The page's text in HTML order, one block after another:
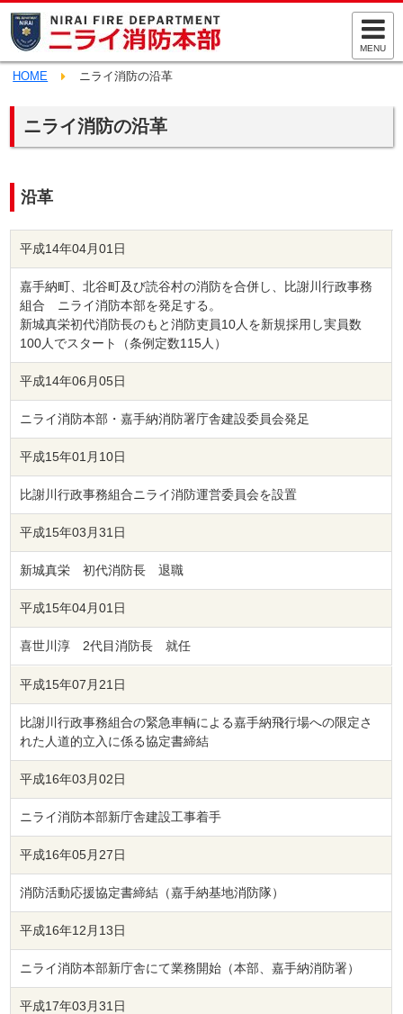
MENU
HOME ニライ消防の沿革
ニライ消防の沿革
沿革
平成14年04月01日
嘉手納町、北谷町及び読谷村の消防を合併し、比謝川行政事務
組合 ニライ消防本部を発足する。
新城真栄初代消防長のもと消防吏員10人を新規採用し実員数
100人でスタート（条例定数115人）
平成14年06月05日
ニライ消防本部・嘉手納消防署庁舎建設委員会発足
平成15年01月10日
比謝川行政事務組合ニライ消防運営委員会を設置
平成15年03月31日
新城真栄 初代消防長 退職
平成15年04月01日
喜世川淳 2代目消防長 就任
平成15年07月21日
比謝川行政事務組合の緊急車輌による嘉手納飛行場への限定さ
れた人道的立入に係る協定書締結
平成16年03月02日
ニライ消防本部新庁舎建設工事着手
平成16年05月27日
消防活動応援協定書締結（嘉手納基地消防隊）
平成16年12月13日
ニライ消防本部新庁舎にて業務開始（本部、嘉手納消防署）
平成17年03月31日